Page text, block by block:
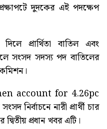
দুদকের এই পদক্ষেপ
প্রার্থিতা বাতিল এবং
সংসদ সদস্য পদ বাতিলের
account for 4.26pc
নির্বাচনে নারী প্রার্থী চার
প্রধান খবর এটি।